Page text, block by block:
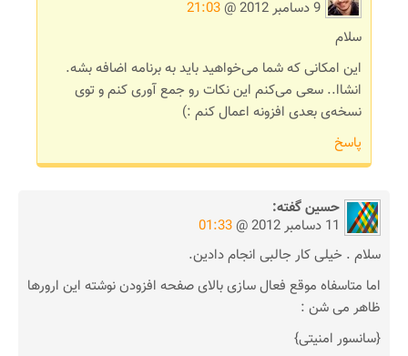
9 دسامبر 2012 @
21:03
سلام
این امکانی که شما می‌خواهید باید به برنامه اضافه بشه.
انشاا.. سعی می‌کنم این نکات رو جمع آوری کنم و توی
نسخه‌ی بعدی افزونه اعمال کنم :)
پاسخ
حسینگفته:
11 دسامبر 2012 @
01:33
سلام . خیلی کار جالبی انجام دادین.
اما متاسفاه موقع فعال سازی بالای صفحه افزودن نوشته این ارورها
ظاهر می شن :
{سانسور امنیتی}